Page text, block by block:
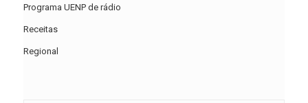
Programa UENP de rádio
Receitas
Regional